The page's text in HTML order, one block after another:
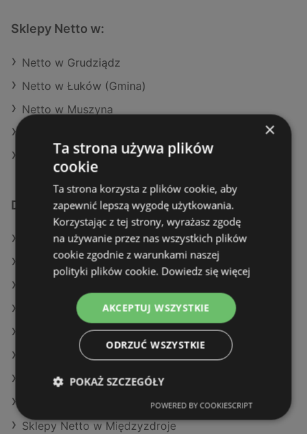
Sklepy Netto w:
Netto w Grudziądz
Netto w Łuków (Gmina)
Netto w Muszyna
Netto w Nowosolna
Dodatkowe łącza
Oferty Netto
Oferty SPAR
Aktualne gazetki E.Leclerc
Aktualne gazetki Eurocash
Aktualne gazetki Makro
Aktualne gazetki Kaufland
Aktualne gazetki Gram Market
Sklepy Netto w Międzyzdroje
×
Ta strona używa plików
cookie
Ta strona korzysta z plików cookie, aby
zapewnić lepszą wygodę użytkowania.
Korzystając z tej strony, wyrażasz zgodę
na używanie przez nas wszystkich plików
cookie zgodnie z warunkami naszej
polityki plików cookie. Dowiedz się więcej
AKCEPTUJ WSZYSTKIE
ODRZUĆ WSZYSTKIE
POKAŻ SZCZEGÓŁY
POWERED BY COOKIESCRIPT